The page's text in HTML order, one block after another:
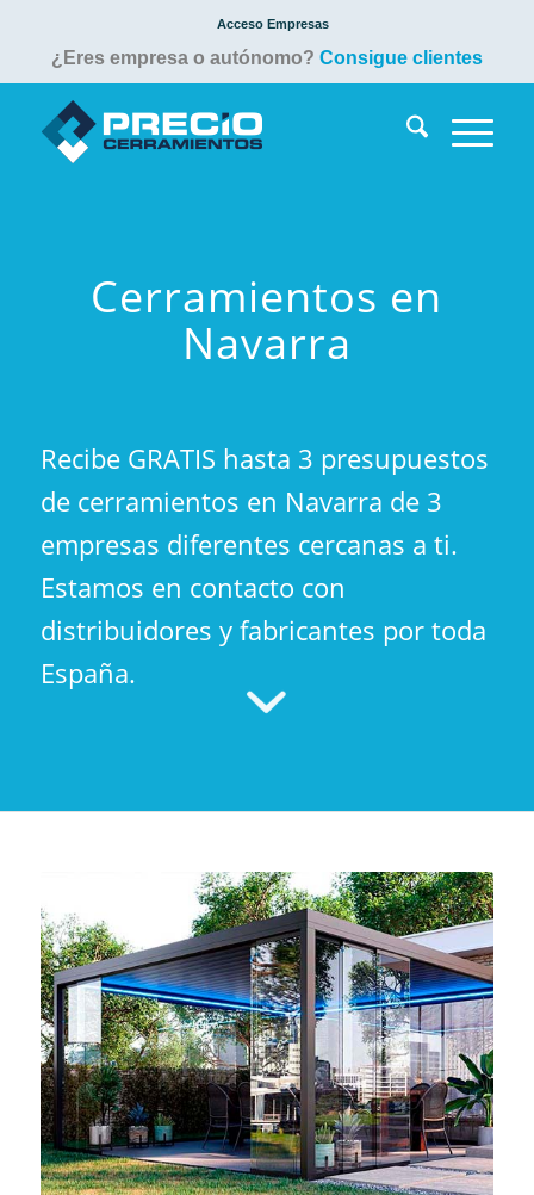
Acceso Empresas
¿Eres empresa o autónomo? Consigue clientes
Cerramientos en
Navarra
Recibe GRATIS hasta 3 presupuestos
de cerramientos en Navarra de 3
empresas diferentes cercanas a ti.
Estamos en contacto con
distribuidores y fabricantes por toda
España.